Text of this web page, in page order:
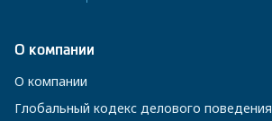
О компании
О компании
Глобальный кодекс делового поведения